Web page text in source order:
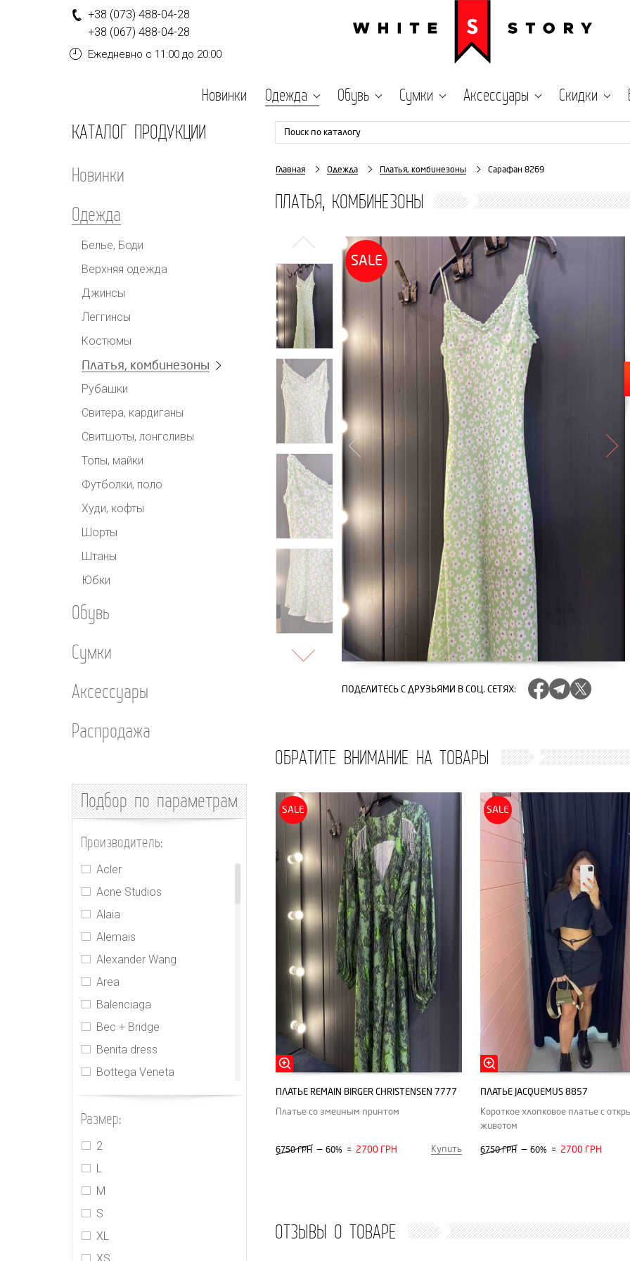
+38 (073) 488-04-28
+38 (067) 488-04-28
Ежедневно с 11:00 до 20:00
Новинки Одежда Обувь Сумки Аксессуары Скидки
КАТАЛОГ ПРОДУКЦИИ
Новинки
Одежда
Белье, Боди
Верхняя одежда
Джинсы
Леггинсы
Костюмы
Платья, комбинезоны
Рубашки
Свитера, кардиганы
Свитшоты, лонгсливы
Топы, майки
Футболки, поло
Худи, кофты
Шорты
Штаны
Юбки
Обувь
Сумки
Аксессуары
Распродажа
Подборпо параметрам
Производитель:
Acler
Acne Studios
Alaia
Alemais
Alexander Wang
Area
Balenciaga
Bec + Bridge
Benita dress
Bottega Veneta
CDR
Cecilie Bahnsen
CHNL
Elie Tahari
Gucci
Houseofcb
Innika Choo
Isabel Marant
Размер:
2
L
M
S
XL
Поиск по каталогу
Главная Одежда Платья, комбинезоны Сарафан 8269
ПЛАТЬЯ, КОМБИНЕЗОНЫ
SALE
ПОДЕЛИТЕСЬ С ДРУЗЬЯМИ В СОЦ. СЕТЯХ:
ОБРАТИТЕ ВНИМАНИЕ НА ТОВАРЫ
SALE
ПЛАТЬЕ REMAIN BIRGER CHRISTENSEN 7777
Платье со змеиным принтом
6750 ГРН — 60% = 2700 ГРН Купить
SALE
ПЛАТЬЕ JACQUEMUS 8857
Короткое хлопковое платье с
животом
6750 ГРН — 60% = 2700 ГРН
ОТЗЫВЫ О ТОВАРЕ